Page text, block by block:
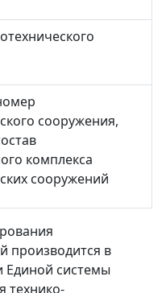
сооружения,
комплекса
сооружений
производится в
Единой системы
технико-